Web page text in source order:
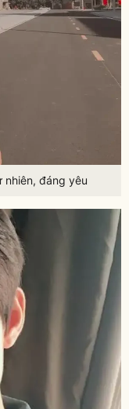
nhiên, đáng yêu